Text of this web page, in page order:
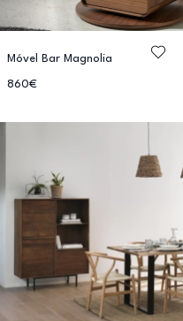
Móvel Bar Magnolia
860€